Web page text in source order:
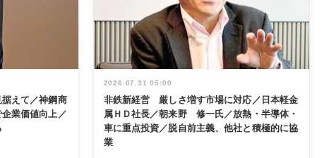
えて／神鋼商
業価値向上／
2026.07.31 05:00
非鉄新経営 厳しさ増す市場に対応／日本軽金
属ＨＤ社長／朝来野 修一氏／放熱・半導体・
車に重点投資／脱自前主義、他社と積極的に協
業